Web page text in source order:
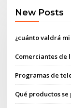
New Posts
¿cuánto valdrá mi
Comerciantes de
Programas de
Qué productos